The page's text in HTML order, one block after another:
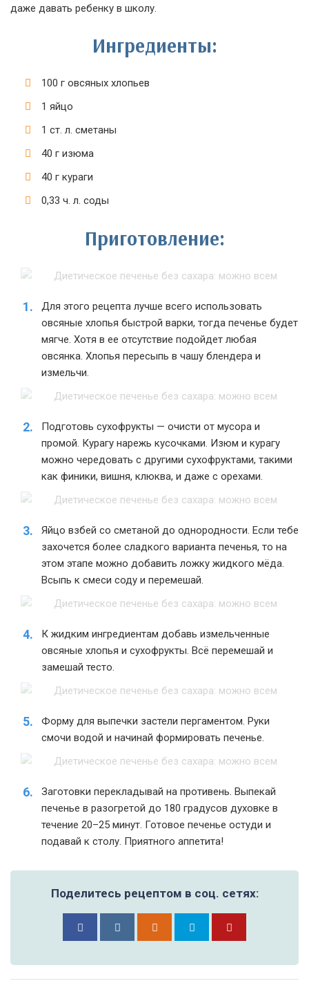
даже давать ребенку в школу.
Ингредиенты:
100 г овсяных хлопьев
1 яйцо
1 ст. л. сметаны
40 г изюма
40 г кураги
0,33 ч. л. соды
Приготовление:
Для этого рецепта лучше всего использовать
овсяные хлопья быстрой варки, тогда печенье будет
мягче. Хотя в ее отсутствие подойдет любая
овсянка. Хлопья пересыпь в чашу блендера и
измельчи.
Подготовь сухофрукты — очисти от мусора и
промой. Курагу нарежь кусочками. Изюм и курагу
можно чередовать с другими сухофруктами, такими
как финики, вишня, клюква, и даже с орехами.
Яйцо взбей со сметаной до однородности. Если тебе
захочется более сладкого варианта печенья, то на
этом этапе можно добавить ложку жидкого мёда.
Всыпь к смеси соду и перемешай.
К жидким ингредиентам добавь измельченные
овсяные хлопья и сухофрукты. Всё перемешай и
замешай тесто.
Форму для выпечки застели пергаментом. Руки
смочи водой и начинай формировать печенье.
Заготовки перекладывай на противень. Выпекай
печенье в разогретой до 180 градусов духовке в
течение 20–25 минут. Готовое печенье остуди и
подавай к столу. Приятного аппетита!
Поделитесь рецептом в соц. сетях: